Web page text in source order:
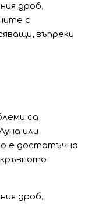
дроб,
с
въпреки
са
или
е достатъчно
дроб,